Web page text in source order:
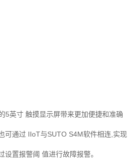
5英寸 触摸显示屏带来更加便捷和准确
可通过 IIoT与SUTO S4M软件相连,实现
置报警阈 值进行故障报警。